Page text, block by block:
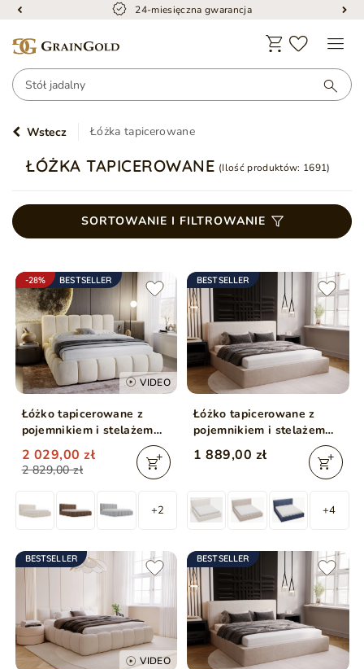
24-miesięczna gwarancja
Wstecz Łóżka tapicerowane
ŁÓŻKA TAPICEROWANE (Ilość produktów: 1691)
SORTOWANIE I FILTROWANIE
-28% BESTSELLER
VIDEO
Łóżko tapicerowane z
pojemnikiem i stelażem
180x200 Cloud Beżowy
2 829,00 zł
2 029,00 zł
+2
BESTSELLER
Łóżko tapicerowane z
pojemnikiem i stelażem
180x200 Monaco Beżowe
1 889,00 zł
+4
BESTSELLER
VIDEO
BESTSELLER